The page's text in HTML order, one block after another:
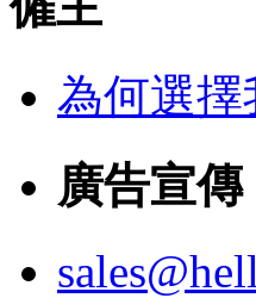
為何選擇
廣告宣傳